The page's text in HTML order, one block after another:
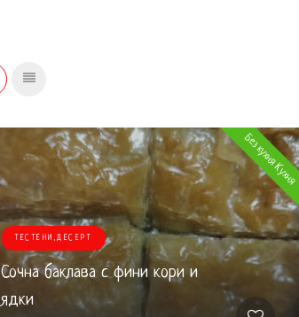
Без кухня Кухня
ТЕСТЕНИ,ДЕСЕРТ
Сочна баклава с фини кори и
ядки